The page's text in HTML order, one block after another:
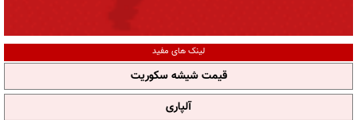
لینک های مفید
قیمت شیشه سکوریت
آلپاری